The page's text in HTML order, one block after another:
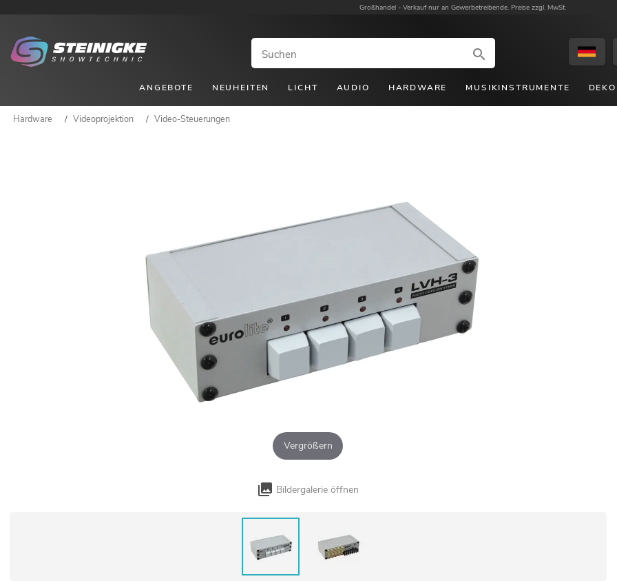
Großhandel - Verkauf nur an Gewerbetreibende. Preise zzgl. MwSt.
ANGEBOTE NEUHEITEN LICHT AUDIO HARDWARE MUSIKINSTRUMENTE
Hardware / Videoprojektion / Video-Steuerungen
Vergrößern
Bildergalerie öffnen